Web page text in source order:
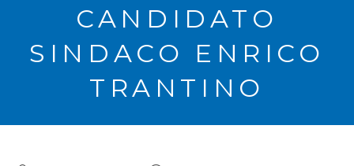
CANDIDATO
SINDACO ENRICO
TRANTINO